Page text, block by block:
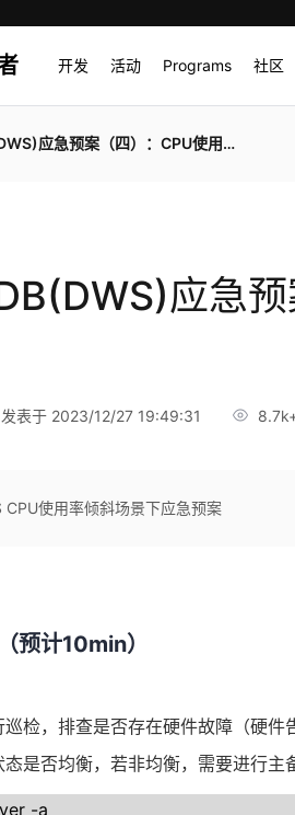
开发 活动 Programs 社区
应急预案（四）：CPU使用率倾斜
应急
发表于 2023/12/27 19:49:31
CPU使用率倾斜场景下应急预案
预计10min）
检，排查是否存在硬件故障（硬件
态是否均衡，若非均衡，需要进行主
-a